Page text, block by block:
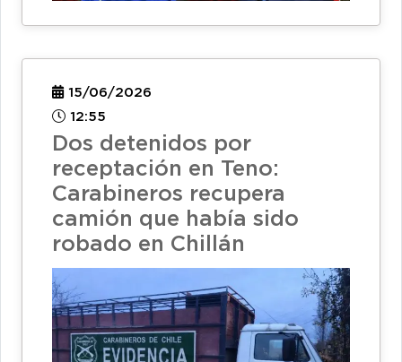
15/06/2026
12:55
Dos detenidos por
receptación en Teno:
Carabineros recupera
camión que había sido
robado en Chillán